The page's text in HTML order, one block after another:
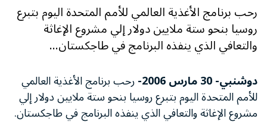
رحب برنامج الأغذية العالمي للأمم المتحدة اليوم بتبرع
روسيا بنحو ستة ملايين دولار إلي مشروع الإغاثة
والتعافي الذي ينفذه البرنامج في طاجكستان...
دوشنبي- 30 مارس 2006- رحب برنامج الأغذية العالمي
للأمم المتحدة اليوم بتبرع روسيا بنحو ستة ملايين دولار إلي
مشروع الإغاثة والتعافي الذي ينفذه البرنامج في طاجكستان.